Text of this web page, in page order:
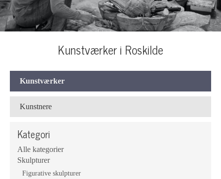
Kunstværker i Roskilde
Kunstværker
Kunstnere
Kategori
Alle kategorier
Skulpturer
Figurative skulpturer